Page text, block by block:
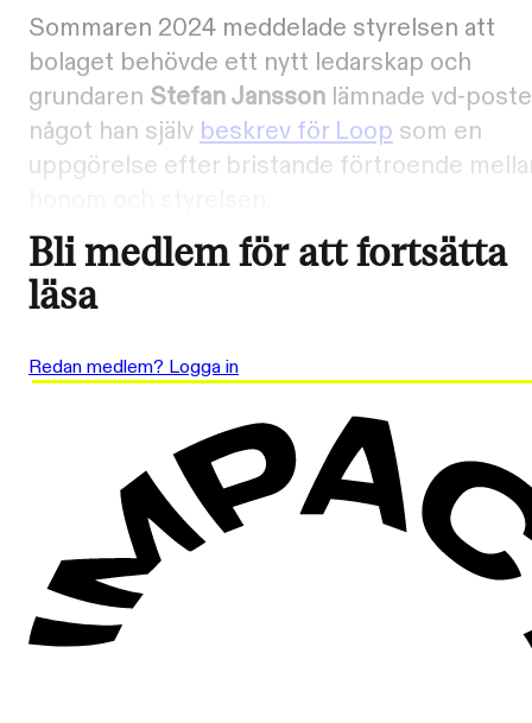
Sommaren 2024 meddelade styrelsen att
bolaget behövde ett nytt ledarskap och
grundaren Stefan Jansson lämnade vd-
något han själv beskrev för Loop som en
uppgörelse efter bristande förtroende
Bli medlem för att fortsätta
läsa
Redan medlem? Logga in